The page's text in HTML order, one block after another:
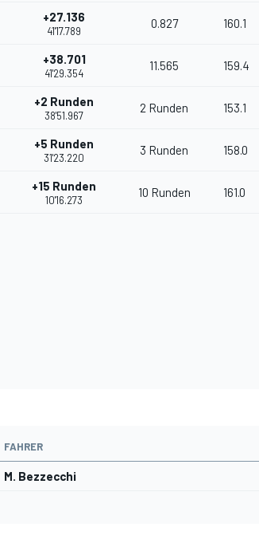
+27.136
41'17.789
0.827 160.1
+38.701
41'29.354
11.565 159.4
+2 Runden
38'51.967
2 Runden 153.1
+5 Runden
31'23.220
3 Runden 158.0
+15 Runden
10'16.273
10 Runden 161.0
FAHRER
M. Bezzecchi